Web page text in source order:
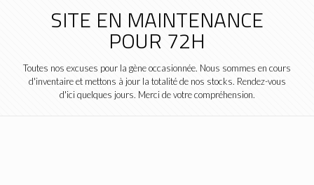
SITE EN MAINTENANCE
POUR 72H
Toutes nos excuses pour la gène occasionnée. Nous sommes en cours
d'inventaire et mettons à jour la totalité de nos stocks. Rendez-vous
d'ici quelques jours. Merci de votre compréhension.